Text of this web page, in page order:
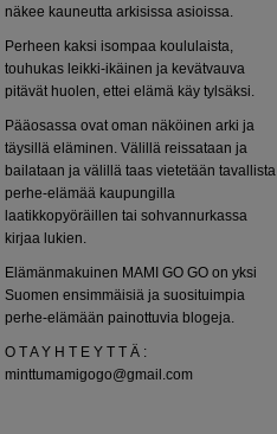
näkee kauneutta arkisissa asioissa.
Perheen kaksi isompaa koululaista,
touhukas leikki-ikäinen ja kevätvauva
pitävät huolen, ettei elämä käy tylsäksi.
Pääosassa ovat oman näköinen arki ja
täysillä eläminen. Välillä reissataan ja
bailataan ja välillä taas vietetään tavallista
perhe-elämää kaupungilla
laatikkopyöräillen tai sohvannurkassa
kirjaa lukien.
Elämänmakuinen MAMI GO GO on yksi
Suomen ensimmäisiä ja suosituimpia
perhe-elämään painottuvia blogeja.
O T A Y H T E Y T T Ä :
minttumamigogo@gmail.com